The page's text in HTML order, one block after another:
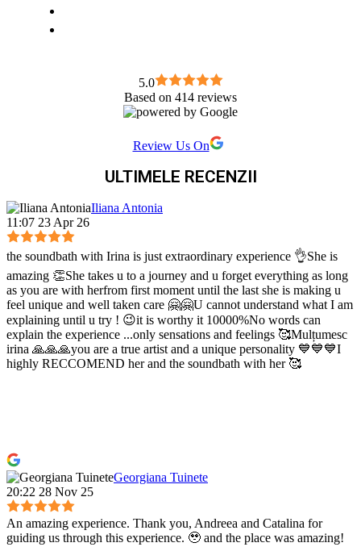
5.0
Based on 414 reviews
Review Us On
ULTIMELE RECENZII
Iliana Antonia
11:07 23 Apr 26
the soundbath with Irina is just extraordinary experience 👌She is
amazing 👏She takes u to a journey and u forget everything as long
as you are with herfrom first moment until the last she is making u
feel unique and well taken care 🤗🤗U cannot understand what I am
explaining until u try ! 😉it is worthy it 10000%No words can
explain the experience ...only sensations and feelings 🥰Mulțumesc
irina 🙏🙏🙏you are a true artist and a unique personality 💙💙💙I
highly RECCOMEND her and the soundbath with her 🥰
Georgiana Tuinete
20:22 28 Nov 25
An amazing experience. Thank you, Andreea and Catalina for
guiding us through this experience. 🥹 and the place was amazing!